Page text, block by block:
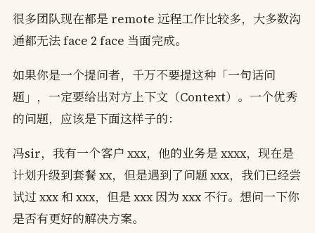
很多团队现在都是 remote 远程工作比较多，大多数沟
通都无法 face 2 face 当面完成。
如果你是一个提问者，千万不要提这种「一句话问
题」，一定要给出对方上下文（Context）。一个优秀
的问题，应该是下面这样子的：
冯sir，我有一个客户 xxx，他的业务是 xxxx，现在是
计划升级到套餐 xx，但是遇到了问题 xxx，我们已经尝
试过 xxx 和 xxx，但是 xxx 因为 xxx 不行。想问一下你
是否有更好的解决方案。